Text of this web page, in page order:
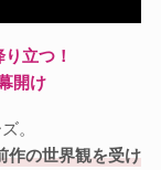
立つ！
開け
。
作の世界観を受け